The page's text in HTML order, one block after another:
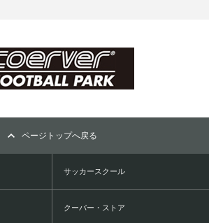
ページトップへ戻る
サッカースクール
クーバー・ストア